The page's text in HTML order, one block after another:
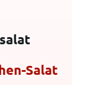
Salat